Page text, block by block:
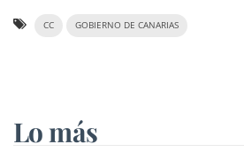
CC GOBIERNO DE CANARIAS
Lo más